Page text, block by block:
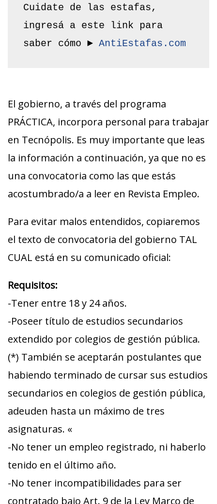
Cuidate de las estafas,
ingresá a este link para
saber cómo ► AntiEstafas.com
El gobierno, a través del programa
PRÁCTICA, incorpora personal para trabajar
en Tecnópolis. Es muy importante que leas
la información a continuación, ya que no es
una convocatoria como las que estás
acostumbrado/a a leer en Revista Empleo.
Para evitar malos entendidos, copiaremos
el texto de convocatoria del gobierno TAL
CUAL está en su comunicado oficial:
Requisitos:
-Tener entre 18 y 24 años.
-Poseer título de estudios secundarios
extendido por colegios de gestión pública.
(*) También se aceptarán postulantes que
habiendo terminado de cursar sus estudios
secundarios en colegios de gestión pública,
adeuden hasta un máximo de tres
asignaturas. «
-No tener un empleo registrado, ni haberlo
tenido en el último año.
-No tener incompatibilidades para ser
contratado bajo Art. 9 de la Ley Marco de